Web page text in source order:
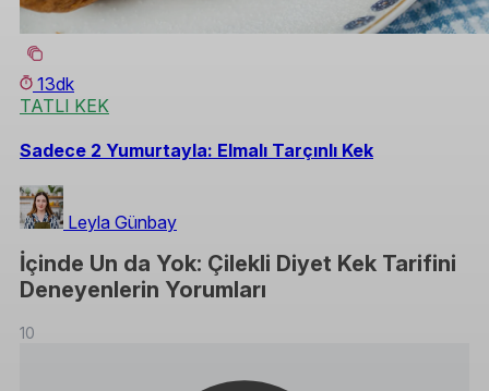
13dk
TATLI KEK
Sadece 2 Yumurtayla: Elmalı Tarçınlı Kek
Leyla Günbay
İçinde Un da Yok: Çilekli Diyet Kek Tarifini
Deneyenlerin Yorumları
10